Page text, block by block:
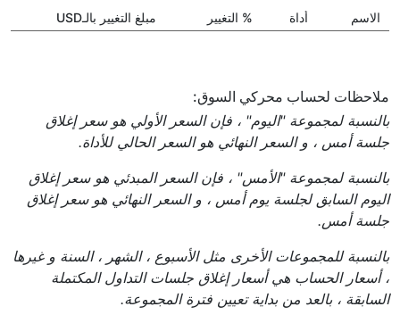
الاسم أداة % التغيير مبلغ التغيير بالـUSD
ملاحظات لحساب محركي السوق:
بالنسبة لمجموعة "اليوم" ، فإن السعر الأولي هو سعر إغلاق
جلسة أمس ، و السعر النهائي هو السعر الحالي للأداة.
بالنسبة لمجموعة "الأمس" ، فإن السعر المبدئي هو سعر إغلاق
اليوم السابق لجلسة يوم أمس ، و السعر النهائي هو سعر إغلاق
جلسة أمس.
بالنسبة للمجموعات الأخرى مثل الأسبوع ، الشهر ، السنة و غيرها
، أسعار الحساب هي أسعار إغلاق جلسات التداول المكتملة
السابقة ، بالعد من بداية تعيين فترة المجموعة.